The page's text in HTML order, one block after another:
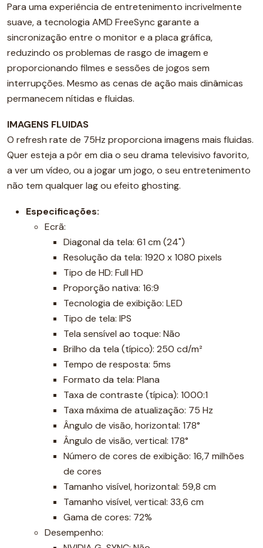
Para uma experiência de entretenimento incrivelmente
suave, a tecnologia AMD FreeSync garante a
sincronização entre o monitor e a placa gráfica,
reduzindo os problemas de rasgo de imagem e
proporcionando filmes e sessões de jogos sem
interrupções. Mesmo as cenas de ação mais dinâmicas
permanecem nítidas e fluidas.
IMAGENS FLUIDAS
O refresh rate de 75Hz proporciona imagens mais fluidas.
Quer esteja a pôr em dia o seu drama televisivo favorito,
a ver um vídeo, ou a jogar um jogo, o seu entretenimento
não tem qualquer lag ou efeito ghosting.
Especificações:
Ecrã:
Diagonal da tela: 61 cm (24")
Resolução da tela: 1920 x 1080 pixels
Tipo de HD: Full HD
Proporção nativa: 16:9
Tecnologia de exibição: LED
Tipo de tela: IPS
Tela sensível ao toque: Não
Brilho da tela (típico): 250 cd/m²
Tempo de resposta: 5ms
Formato da tela: Plana
Taxa de contraste (típica): 1000:1
Taxa máxima de atualização: 75 Hz
Ângulo de visão, horizontal: 178°
Ângulo de visão, vertical: 178°
Número de cores de exibição: 16,7 milhões
de cores
Tamanho visível, horizontal: 59,8 cm
Tamanho visível, vertical: 33,6 cm
Gama de cores: 72%
Desempenho: